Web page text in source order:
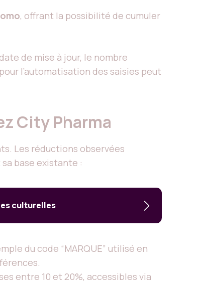
, offrant la possibilité de cumuler
de mise à jour, le nombre
l’automatisation des saisies peut
City Pharma
Les réductions observées
base existante :
culturelles
du code “MARQUE” utilisé en
entre 10 et 20%, accessibles via